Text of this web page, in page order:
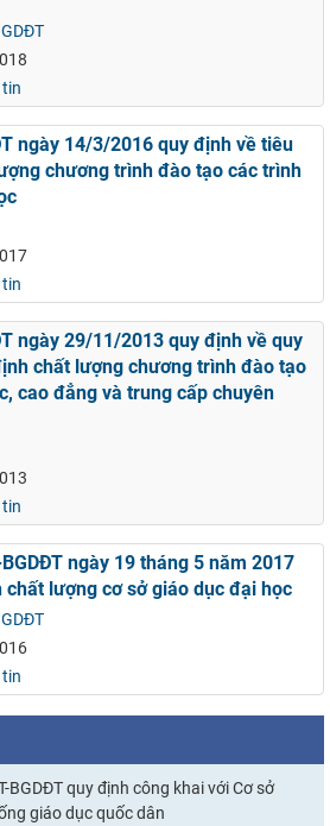
tin
ngày 14/3/2016 quy định về tiêu
chương trình đào tạo các trình
tin
ngày 29/11/2013 quy định về quy
chất lượng chương trình đào tạo
cao đẳng và trung cấp chuyên
tin
ngày 19 tháng 5 năm 2017
lượng cơ sở giáo dục đại học
tin
quy định công khai với Cơ sở
giáo dục quốc dân